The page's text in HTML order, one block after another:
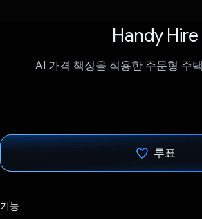
Handy Hire
AI 가격 책정을 적용한 주문형 주
투표
기능